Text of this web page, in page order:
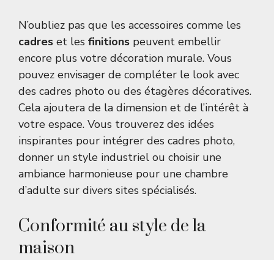
N’oubliez pas que les accessoires comme les
cadres et les finitions peuvent embellir
encore plus votre décoration murale. Vous
pouvez envisager de compléter le look avec
des cadres photo ou des étagères décoratives.
Cela ajoutera de la dimension et de l’intérêt à
votre espace. Vous trouverez des idées
inspirantes pour intégrer des cadres photo,
donner un style industriel ou choisir une
ambiance harmonieuse pour une chambre
d’adulte sur divers sites spécialisés.
Conformité au style de la
maison